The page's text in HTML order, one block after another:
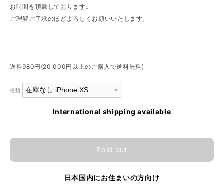
お時間を頂戴しております。
ご理解ご了承のほどよろしくお願いいたします。
送料980円(20,000円以上のご購入で送料無料)
種類
International shipping available
Sold out
日本国内にお住まいの方向け